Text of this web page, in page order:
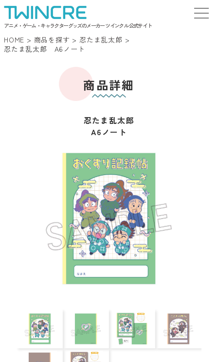
アニメ・ゲーム・キャラクターグッズのメーカー ツインクル 公式サイト
HOME > 商品を探す >忍たま乱太郎 >
忍たま乱太郎 A6ノート
商品詳細
忍たま乱太郎
A6ノート